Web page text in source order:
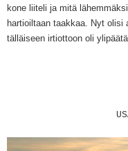
kone liiteli ja mitä
hartioiltaan taakkaa. Nyt olisi
tälläiseen irtiottoon oli